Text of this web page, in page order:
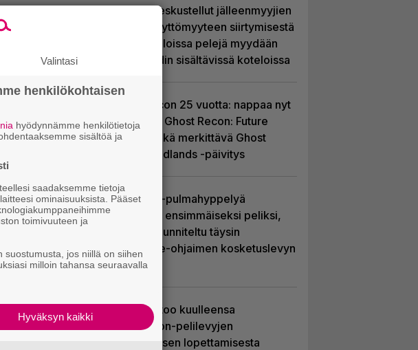
TV+
1
Sony on keskustellut jälleenmyyjien
kanssa levyttömyyteen siirtymisestä
– Yhdysvalloissa pelejä myydään
latauskoodin sisältävissä koteloissa
Ghost Recon 25 vuotta: nappaa nyt
ilmaiseksi Ghost Recon: Future
Soldier sekä merkittävä Ghost
Recon Wildlands -päivitys
3
Uutta PS5-pulmahyppelyä
kuvaillaan ensimmäiseksi peliksi,
joka on suunniteltu täysin
DualSense-ohjaimen kosketuslevyn
ympärille
4
Sony kertoo kuulleensa
PlayStation-pelilevyjen
valmistuksen lopettamisesta
Valintasi
henkilökohtaisen
hyödynnämme henkilötietoja
sisältöä ja
saadaksemme tietoja
ominaisuuksista. Pääset
toimivuuteen ja
suostumusta, jos niillä on siihen
milloin tahansa seuraavalla
Hyväksyn kaikki